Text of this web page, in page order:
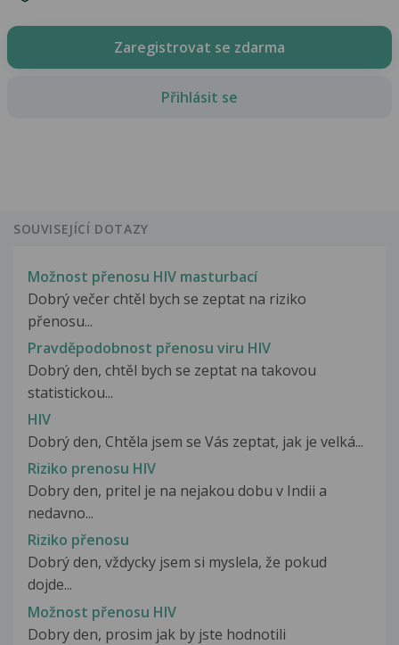
Zaregistrovat se zdarma
Přihlásit se
SOUVISEJÍCÍ DOTAZY
Možnost přenosu HIV masturbací
Dobrý večer chtěl bych se zeptat na riziko
přenosu...
Pravděpodobnost přenosu viru HIV
Dobrý den, chtěl bych se zeptat na takovou
statistickou...
HIV
Dobrý den, Chtěla jsem se Vás zeptat, jak je velká...
Riziko prenosu HIV
Dobry den, pritel je na nejakou dobu v Indii a
nedavno...
Riziko přenosu
Dobrý den, vždycky jsem si myslela, že pokud
dojde...
Možnost přenosu HIV
Dobry den, prosim jak by jste hodnotili